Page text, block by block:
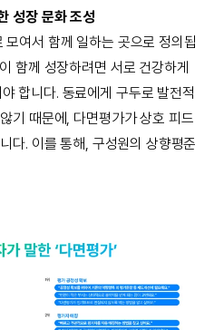
성장 문화 조성
여서 함께 일하는 곳으로 정의됩
함께 성장하려면 서로 건강하게
합니다. 동료에게 구두로 발전적
기 때문에 , 다면평가가 상호 피드
다. 이를 통해, 구성원의 상향평준